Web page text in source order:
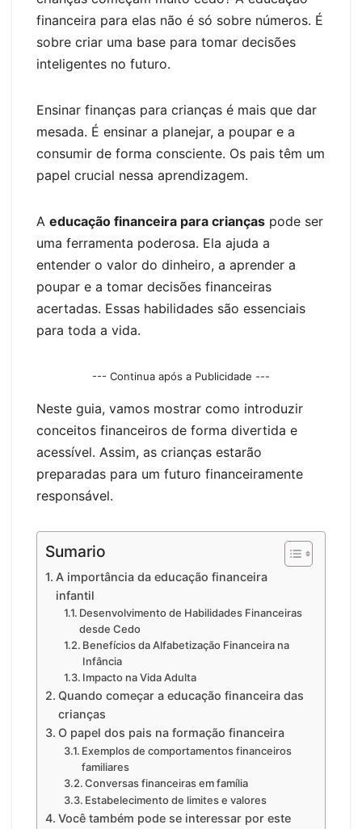
b
o
o
d
o
n
st A
p
t
a
m
dI
n
bl
r
y
Li
n
s
e
n
er
e
financeira para elas não é só sobre números. É
sobre criar uma base para tomar decisões
inteligentes no futuro.
Ensinar finanças para crianças é mais que dar
mesada. É ensinar a planejar, a poupar e a
consumir de forma consciente. Os pais têm um
papel crucial nessa aprendizagem.
A educação financeira para crianças pode ser
uma ferramenta poderosa. Ela ajuda a
entender o valor do dinheiro, a aprender a
poupar e a tomar decisões financeiras
acertadas. Essas habilidades são essenciais
para toda a vida.
--- Continua após a Publicidade ---
Neste guia, vamos mostrar como introduzir
conceitos financeiros de forma divertida e
acessível. Assim, as crianças estarão
preparadas para um futuro financeiramente
responsável.
Sumario
A importância da educação financeira
infantil
Desenvolvimento de Habilidades Financeiras
desde Cedo
Benefícios da Alfabetização Financeira na
Infância
Impacto na Vida Adulta
Quando começar a educação financeira das
crianças
O papel dos pais na formação financeira
Exemplos de comportamentos financeiros
familiares
Conversas financeiras em família
Estabelecimento de limites e valores
Você também pode se interessar por este